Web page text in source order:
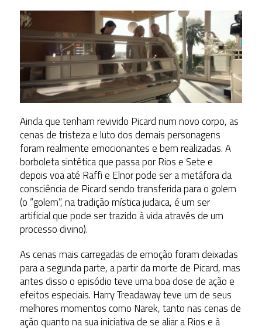
Ainda que tenham revivido Picard num novo corpo, as
cenas de tristeza e luto dos demais personagens
foram realmente emocionantes e bem realizadas. A
borboleta sintética que passa por Rios e Sete e
depois voa até Raffi e Elnor pode ser a metáfora da
consciência de Picard sendo transferida para o golem
(o “golem”, na tradição mística judaica, é um ser
artificial que pode ser trazido à vida através de um
processo divino).
As cenas mais carregadas de emoção foram deixadas
para a segunda parte, a partir da morte de Picard, mas
antes disso o episódio teve uma boa dose de ação e
efeitos especiais. Harry Treadaway teve um de seus
melhores momentos como Narek, tanto nas cenas de
ação quanto na sua iniciativa de se aliar a Rios e à